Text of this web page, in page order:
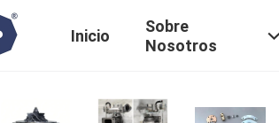
Inicio
Sobre
Nosotros